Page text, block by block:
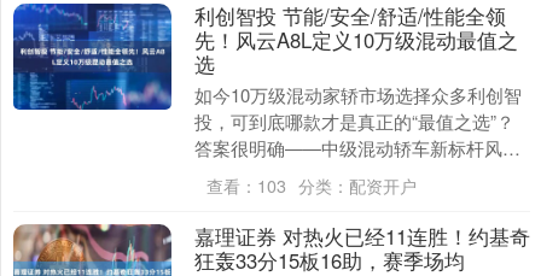
利创智投 节能/安全/舒适/性能全领
先！风云A8L定义10万级混动最值之
选
如今10万级混动家轿市场选择众多利创智
投，可到底哪款才是真正的“最值之选”？
答案很明确——中级混动轿车新标杆风云
A8L。它从节能、安全、舒适、性能四大
核心维度，....
查看： 103 分类： 配资开户
嘉理证券 对热火已经11连胜！约基奇
狂轰33分15板16助，赛季场均